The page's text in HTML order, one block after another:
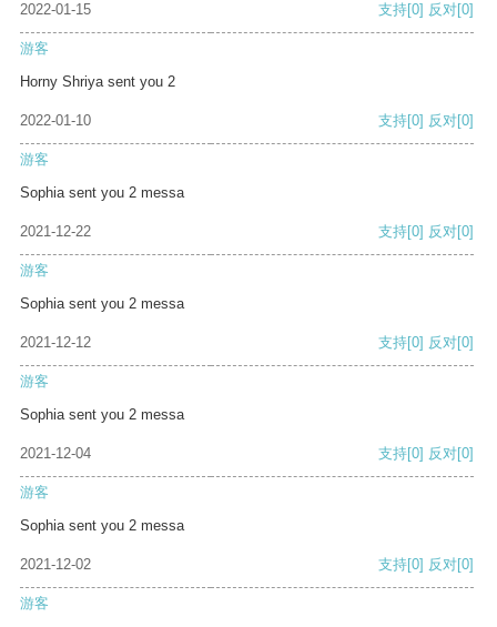
2022-01-15 支持[0] 反对[0]
游客
Horny Shriya sent you 2
2022-01-10 支持[0] 反对[0]
游客
Sophia sent you 2 messa
2021-12-22 支持[0] 反对[0]
游客
Sophia sent you 2 messa
2021-12-12 支持[0] 反对[0]
游客
Sophia sent you 2 messa
2021-12-04 支持[0] 反对[0]
游客
Sophia sent you 2 messa
2021-12-02 支持[0] 反对[0]
游客